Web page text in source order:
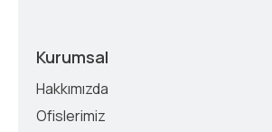
Kurumsal
Hakkımızda
Ofislerimiz